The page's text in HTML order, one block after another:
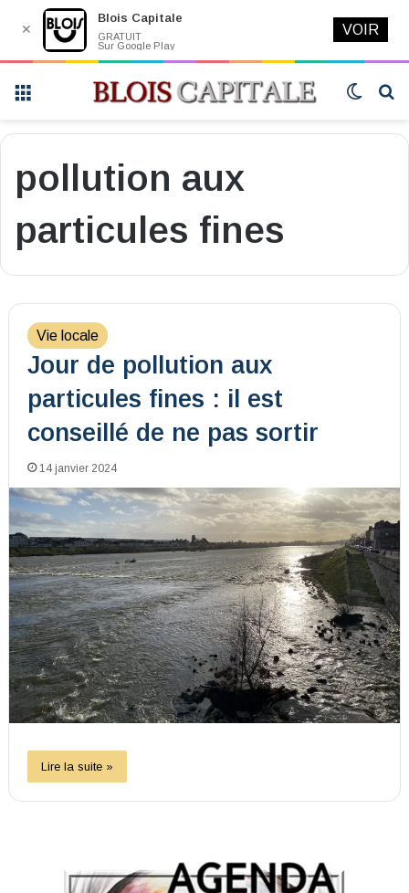
Switch
pollution aux
particules fines
Vie locale
Jour de pollution aux
particules fines : il est
conseillé de ne pas sortir
14 janvier 2024
Lire la suite »
✕
Blois Capitale
GRATUIT
Sur Google Play
VOIR